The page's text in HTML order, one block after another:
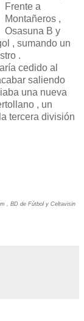
Frente a
Montañeros ,
Osasuna B y
, sumando un
.
cedido al
saliendo
una nueva
, un
tercera división
, BD de Fútbol y Celtavisin